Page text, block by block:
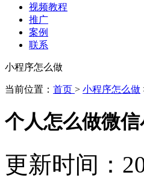
视频教程
推广
案例
联系
小程序怎么做
当前位置： 首页 > 小程序怎么做
个人怎么做微
更新时间：